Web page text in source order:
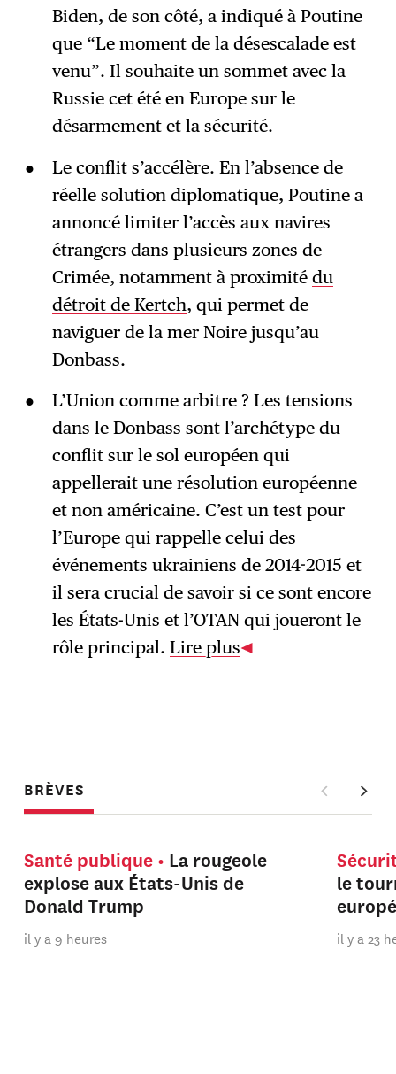
Biden, de son côté, a indiqué à Poutine
que “Le moment de la désescalade est
venu”. Il souhaite un sommet avec la
Russie cet été en Europe sur le
désarmement et la sécurité.
Le conflit s’accélère. En l’absence de
réelle solution diplomatique, Poutine a
annoncé limiter l’accès aux navires
étrangers dans plusieurs zones de
Crimée, notamment à proximité du
détroit de Kertch, qui permet de
naviguer de la mer Noire jusqu’au
Donbass.
L’Union comme arbitre ? Les tensions
dans le Donbass sont l’archétype du
conflit sur le sol européen qui
appellerait une résolution européenne
et non américaine. C’est un test pour
l’Europe qui rappelle celui des
événements ukrainiens de 2014-2015 et
il sera crucial de savoir si ce sont encore
les États-Unis et l’OTAN qui joueront le
rôle principal. Lire plus
BRÈVES
Santé publique
La rougeole
explose aux États-Unis de
Donald Trump
il y a 9 heures
le
il y a 23